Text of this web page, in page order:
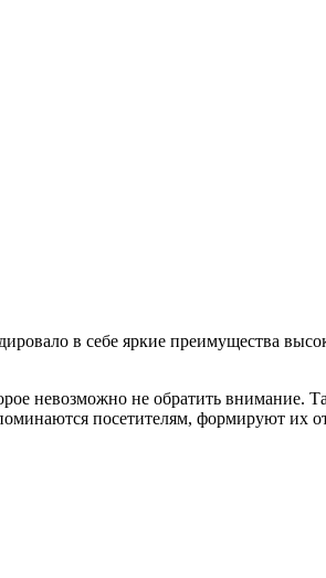
в себе яркие преимущества
невозможно не обратить внимание.
посетителям, формируют их